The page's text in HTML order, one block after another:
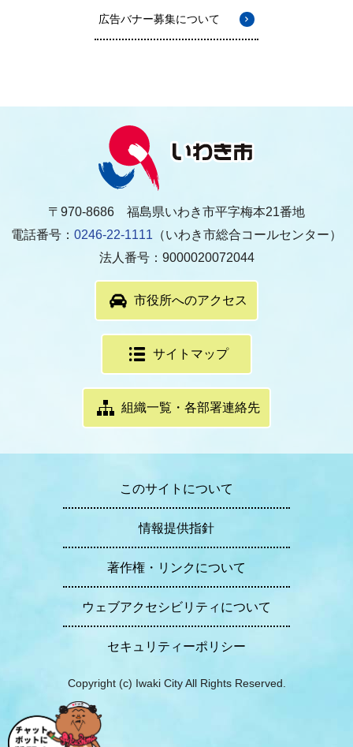
広告バナー募集について
〒970-8686 福島県いわき市平字梅本21番地
電話番号： 0246-22-1111 （いわき市総合コールセンター）
法人番号：9000020072044
市役所へのアクセス
サイトマップ
組織一覧・各部署連絡先
このサイトについて
情報提供指針
著作権・リンクについて
ウェブアクセシビリティについて
セキュリティーポリシー
Copyright (c) Iwaki City All Rights Reserved.